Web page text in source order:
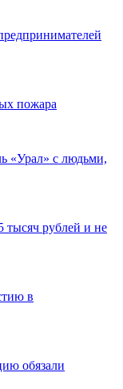
пожара
«Урал» с людьми,
тысяч рублей и не
в
обязали